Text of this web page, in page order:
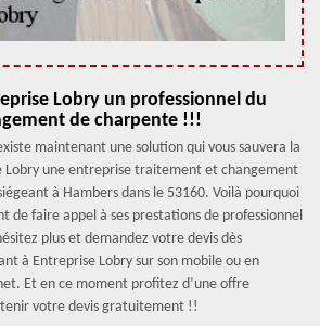
Lobry un professionnel du
de charpente !!!
maintenant une solution qui vous sauvera la
Lobry une entreprise traitement et changement
à Hambers dans le 53160. Voilà pourquoi
de faire appel à ses prestations de professionnel
plus et demandez votre devis dès
à Entreprise Lobry sur son mobile ou en
Et en ce moment profitez d’une offre
votre devis gratuitement !!